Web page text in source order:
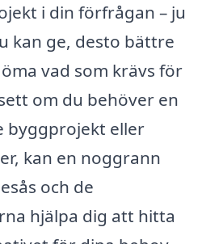
i din förfrågan – ju
kan ge, desto bättre
vad som krävs för
om du behöver en
byggprojekt eller
kan en noggrann
och de
hjälpa dig att hitta